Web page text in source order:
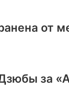
от
за